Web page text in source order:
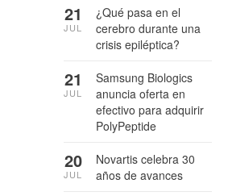
¿Qué pasa en el
cerebro durante una
crisis epiléptica?
21
JUL
Samsung Biologics
anuncia oferta en
efectivo para adquirir
PolyPeptide
21
JUL
Novartis celebra 30
años de avances
20
JUL